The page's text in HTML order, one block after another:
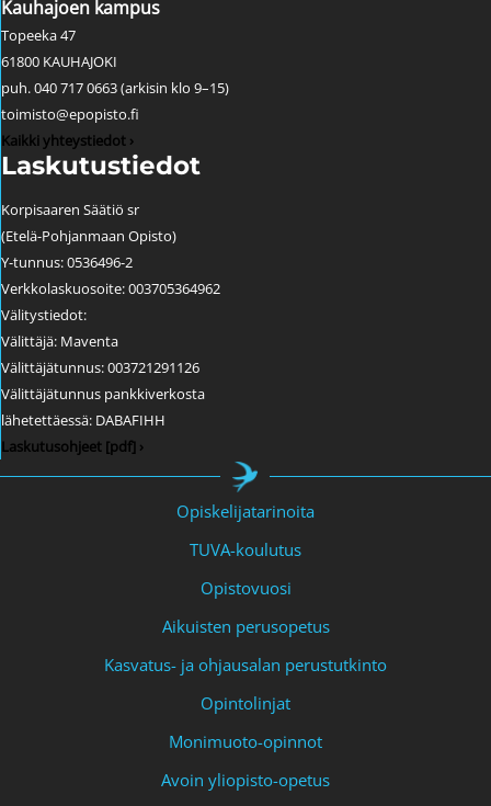
Kauhajoen kampus
Topeeka 47
61800 KAUHAJOKI
puh. 040 717 0663 (arkisin klo 9–15)
toimisto@epopisto.fi
Kaikki yhteystiedot ›
Laskutustiedot
Korpisaaren Säätiö sr
(Etelä-Pohjanmaan Opisto)
Y-tunnus: 0536496-2
Verkkolaskuosoite: 003705364962
Välitystiedot:
Välittäjä: Maventa
Välittäjätunnus: 003721291126
Välittäjätunnus pankkiverkosta
lähetettäessä: DABAFIHH
Laskutusohjeet [pdf] ›
Opiskelijatarinoita
TUVA-koulutus
Opistovuosi
Aikuisten perusopetus
Kasvatus- ja ohjausalan perustutkinto
Opintolinjat
Monimuoto-opinnot
Avoin yliopisto-opetus